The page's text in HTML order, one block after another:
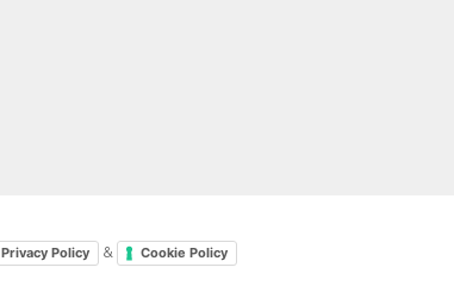
Privacy Policy & Cookie Policy